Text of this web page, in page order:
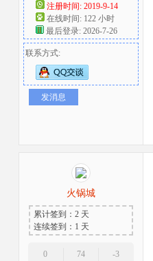
注册时间: 2019-9-14
在线时间: 122 小时
最后登录: 2026-7-26
联系方式:
发消息
火锅城
累计签到：2 天
连续签到：1 天
0
74
-3